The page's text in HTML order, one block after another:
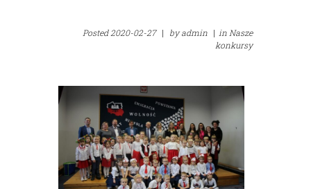
Posted2020-02-27 | byadmin | in Nasze
konkursy